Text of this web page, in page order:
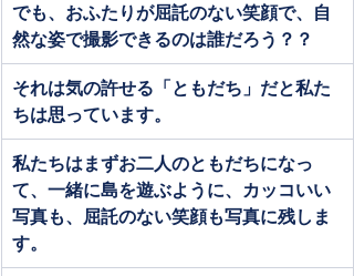
でも、おふたりが屈託のない笑顔で、自
然な姿で撮影できるのは誰だろう？？
それは気の許せる「ともだち」だと私た
ちは思っています。
私たちはまずお二人のともだちになっ
て、一緒に島を遊ぶように、カッコいい
写真も、屈託のない笑顔も写真に残しま
す。